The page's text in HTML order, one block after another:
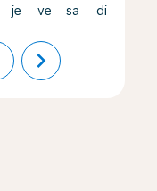
je ve sa di
chevron_right